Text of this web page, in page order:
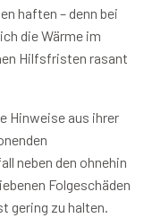
haften – denn bei
die Wärme im
Hilfsfristen rasant
Hinweise aus ihrer
neben den ohnehin
Folgeschäden
gering zu halten.